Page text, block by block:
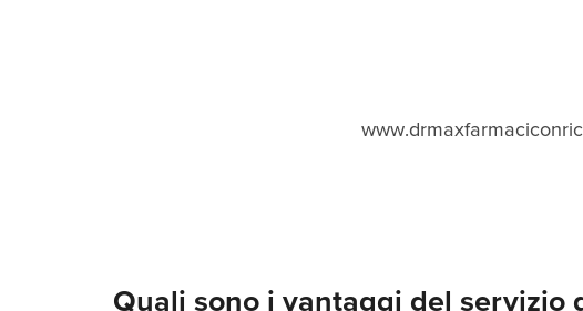
Quali sono i vantaggi del servizio